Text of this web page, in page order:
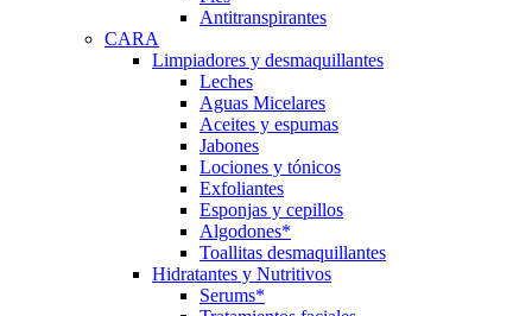
Antitranspirantes
CARA
Limpiadores y desmaquillantes
Leches
Aguas Micelares
Aceites y espumas
Jabones
Lociones y tónicos
Exfoliantes
Esponjas y cepillos
Algodones*
Toallitas desmaquillantes
Hidratantes y Nutritivos
Serums*